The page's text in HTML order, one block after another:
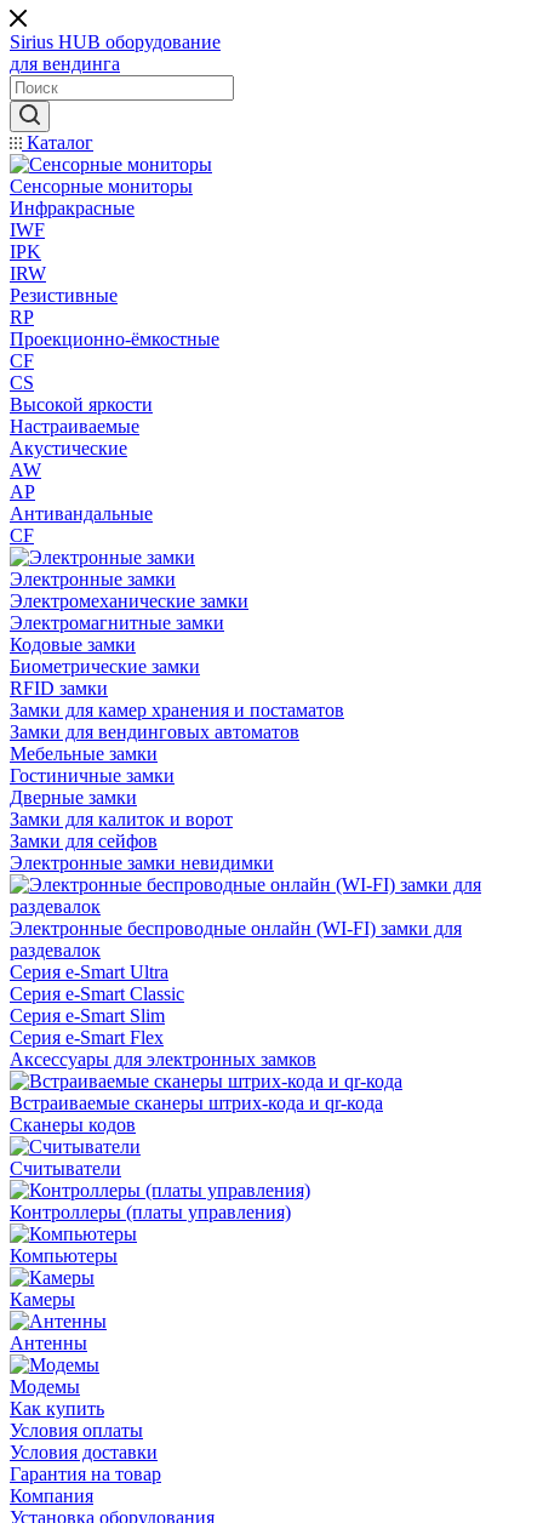
Sirius HUB оборудование
для вендинга
Каталог
Сенсорные мониторы
Инфракрасные
IWF
IPK
IRW
Резистивные
RP
Проекционно-ёмкостные
CF
CS
Высокой яркости
Настраиваемые
Акустические
AW
AP
Антивандальные
CF
Электронные замки
Электромеханические замки
Электромагнитные замки
Кодовые замки
Биометрические замки
RFID замки
Замки для камер хранения и постаматов
Замки для вендинговых автоматов
Мебельные замки
Гостиничные замки
Дверные замки
Замки для калиток и ворот
Замки для сейфов
Электронные замки невидимки
Электронные беспроводные онлайн (WI-FI) замки для
раздевалок
Серия e-Smart Ultra
Серия e-Smart Classic
Серия e-Smart Slim
Серия e-Smart Flex
Аксессуары для электронных замков
Встраиваемые сканеры штрих-кода и qr-кода
Сканеры кодов
Считыватели
Контроллеры (платы управления)
Компьютеры
Камеры
Антенны
Модемы
Как купить
Условия оплаты
Условия доставки
Гарантия на товар
Компания
Установка оборудования